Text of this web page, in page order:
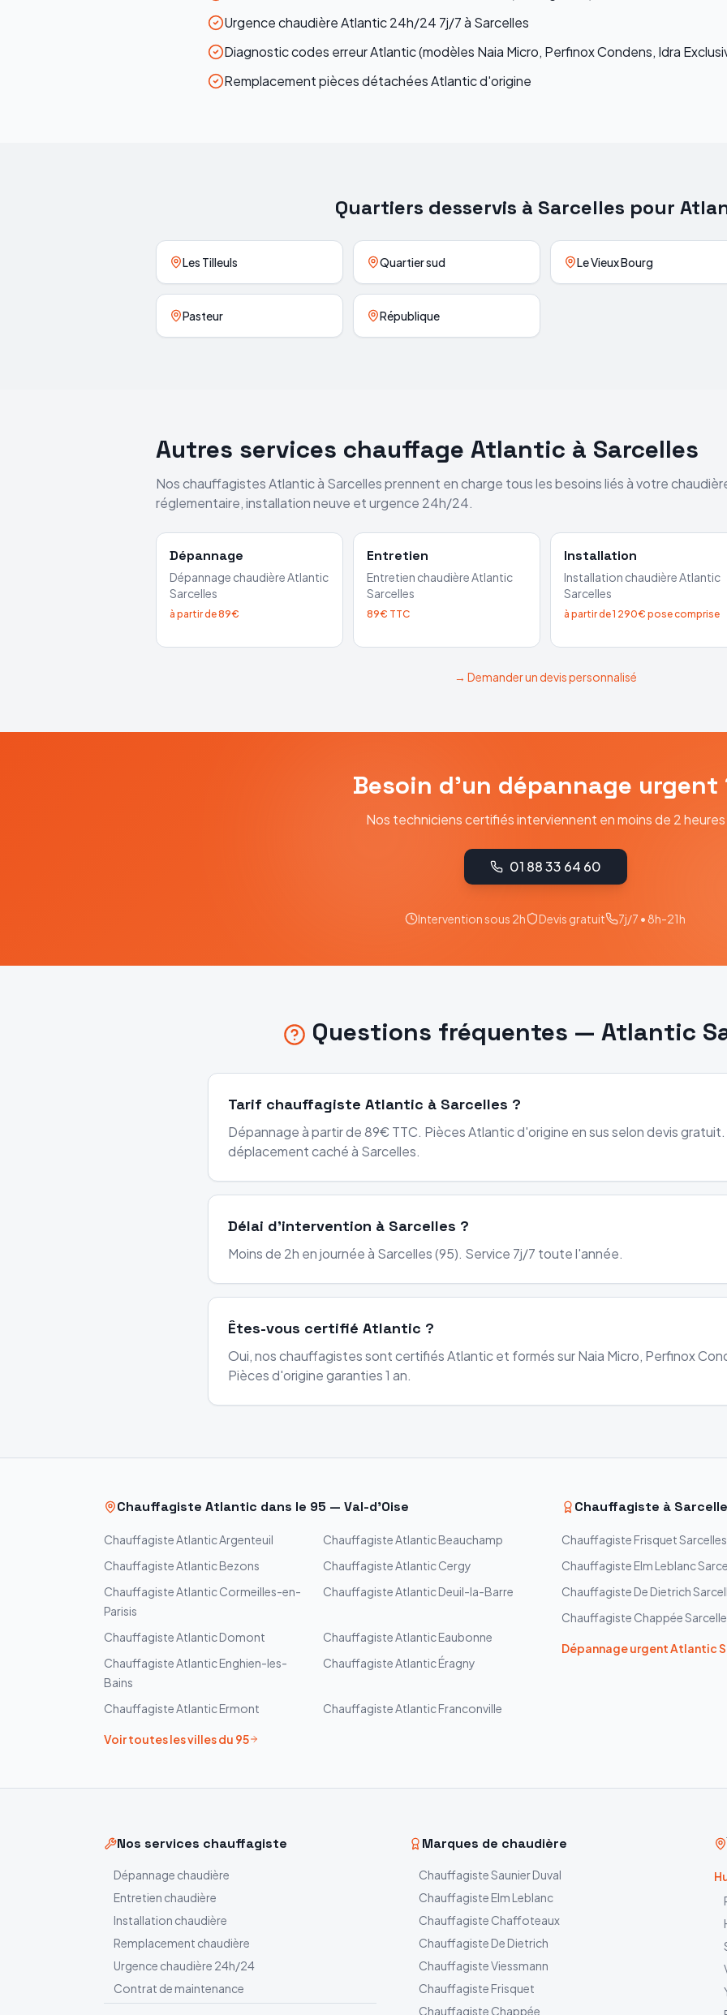
Urgence chaudière Atlantic 24h/24 7j/7 à Sarcelles
Diagnostic codes erreur Atlantic (modèles Naia Micro, Perfinox Condens, Idra
Remplacement pièces détachées Atlantic d'origine
Quartiers desservis à Sarcelles pour
Les Tilleuls Quartier sud Le Vieux Bourg
Pasteur République
Autres services chauffage Atlantic à Sarcelles
Nos chauffagistesAtlanticà Sarcellesprennent en charge tous les besoins liés à votre
réglementaire, installation neuve et urgence 24h/24.
Dépannage
Dépannage chaudièreAtlantic
Sarcelles
à partir de 89€
Entretien
Entretien chaudièreAtlantic
Sarcelles
89€ TTC
Installation
Installation chaudièreAtlantic
Sarcelles
à partir de 1 290€ pose comprise
→ Demander un devis personnalisé
Besoin d'un dépannage urgent
Nos techniciens certifiés interviennent en moins de 2 heures
01 88 33 64 60
Intervention sous 2h Devis gratuit 7j/7 • 8h-21h
Questions fréquentes — Atlantic
Tarif chauffagiste Atlantic à Sarcelles ?
Dépannage à partir de 89€ TTC. Pièces Atlantic d'origine en sus selon devis
déplacement caché à Sarcelles.
Délai d'intervention à Sarcelles ?
Moins de 2h en journée à Sarcelles (95). Service 7j/7 toute l'année.
Êtes-vous certifié Atlantic ?
Oui, nos chauffagistes sont certifiés Atlantic et formés sur Naia Micro, Perfinox
Pièces d'origine garanties 1 an.
Chauffagiste Atlantic dans le 95 — Val-d'Oise
ChauffagisteAtlanticArgenteuil ChauffagisteAtlanticBeauchamp
ChauffagisteAtlanticBezons ChauffagisteAtlanticCergy
ChauffagisteAtlanticCormeilles-en-
Parisis
ChauffagisteAtlanticDeuil-la-Barre
ChauffagisteAtlanticDomont ChauffagisteAtlanticEaubonne
ChauffagisteAtlanticEnghien-les-
Bains
ChauffagisteAtlanticÉragny
ChauffagisteAtlanticErmont ChauffagisteAtlanticFranconville
Voir toutes les villes du 95
Chauffagiste à
Chauffagiste FrisquetSarcelles
Chauffagiste Elm Leblanc
Chauffagiste De Dietrich
Chauffagiste Chappée
Dépannage urgentAtlantic
Nos services chauffagiste
Dépannage chaudière
Entretien chaudière
Installation chaudière
Remplacement chaudière
Urgence chaudière 24h/24
Contrat de maintenance
Marques de chaudière
ChauffagisteSaunier Duval
Chauffagiste Elm Leblanc
Chauffagiste Chaffoteaux
Chauffagiste De Dietrich
ChauffagisteViessmann
Chauffagiste Frisquet
Chauffagiste Chappée